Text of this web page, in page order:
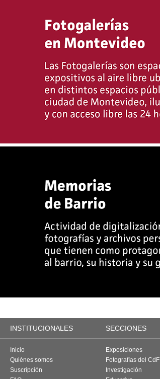
INSTITUCIONALES SECCIONES
Inicio
Quiénes somos
Suscripción
Exposiciones
Fotografías del CdF
Investigación